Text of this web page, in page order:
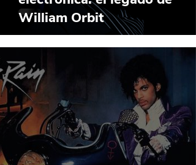
William Orbit